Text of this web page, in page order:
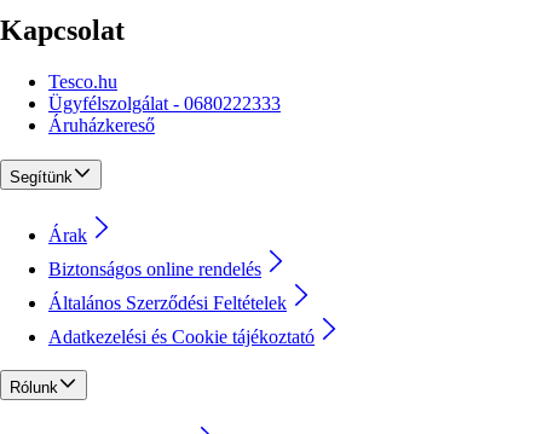
Kapcsolat
Tesco.hu
Ügyfélszolgálat - 0680222333
Áruházkereső
Segítünk
Árak
Biztonságos online rendelés
Általános Szerződési Feltételek
Adatkezelési és Cookie tájékoztató
Rólunk